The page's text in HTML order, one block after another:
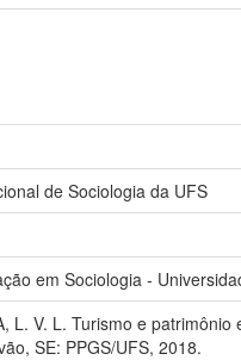
de Sociologia da UFS
em Sociologia -
L. V. L. Turismo e
SE: PPGS/UFS, 2018.